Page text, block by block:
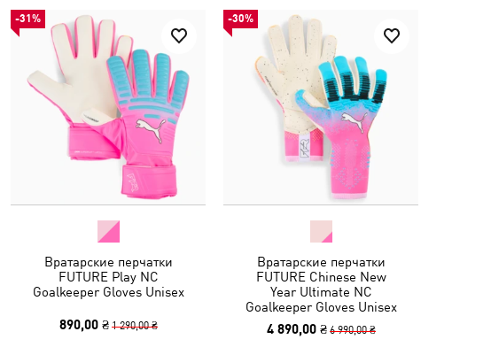
-31%
Вратарские перчатки
FUTURE Play NC
Goalkeeper Gloves Unisex
890,00 ₴ 1 290,00 ₴
-30%
Вратарские перчатки
FUTURE Chinese New
Year Ultimate NC
Goalkeeper Gloves Unisex
4 890,00 ₴ 6 990,00 ₴